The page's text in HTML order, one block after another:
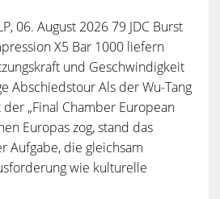
06. August 2026 79 JDC Burst
X5 Bar 1000 liefern
und Geschwindigkeit
Abschiedstour Als der Wu-Tang
„Final Chamber European
Europas zog, stand das
Aufgabe, die gleichsam
wie kulturelle